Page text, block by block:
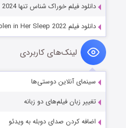
دانلود فیلم خوراک شناس تنها The Solitary Gourmet 2024
دانلود فیلم Stolen in Her Sleep 2022
لینک‌های کاربردی
سینمای آنلاین دوستی‌ها
تغییر زبان فیلم‌های دو زبانه
اضافه کردن صدای دوبله به ویدئو